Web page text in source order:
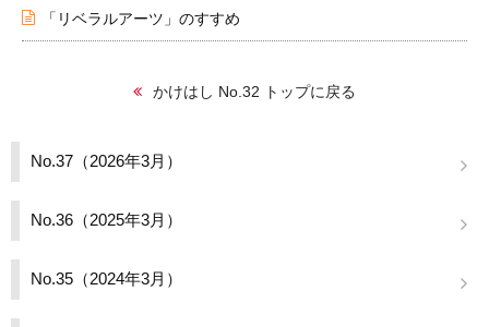
「リベラルアーツ」のすすめ
かけはし No.32 トップに戻る
No.37（2026年3月）
No.36（2025年3月）
No.35（2024年3月）
機械数理工学科